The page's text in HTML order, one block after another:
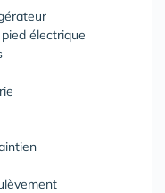
électrique